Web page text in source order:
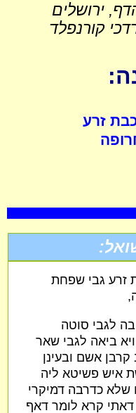
ירושלים
קורנפלד
זרע
זרע גבי שפחת
לגבי סוטה
ביאה לגבי שאר
אשם ובעינן
איש פשיטא ליה
כדרבה דמיקרי
קרא לומר דאף